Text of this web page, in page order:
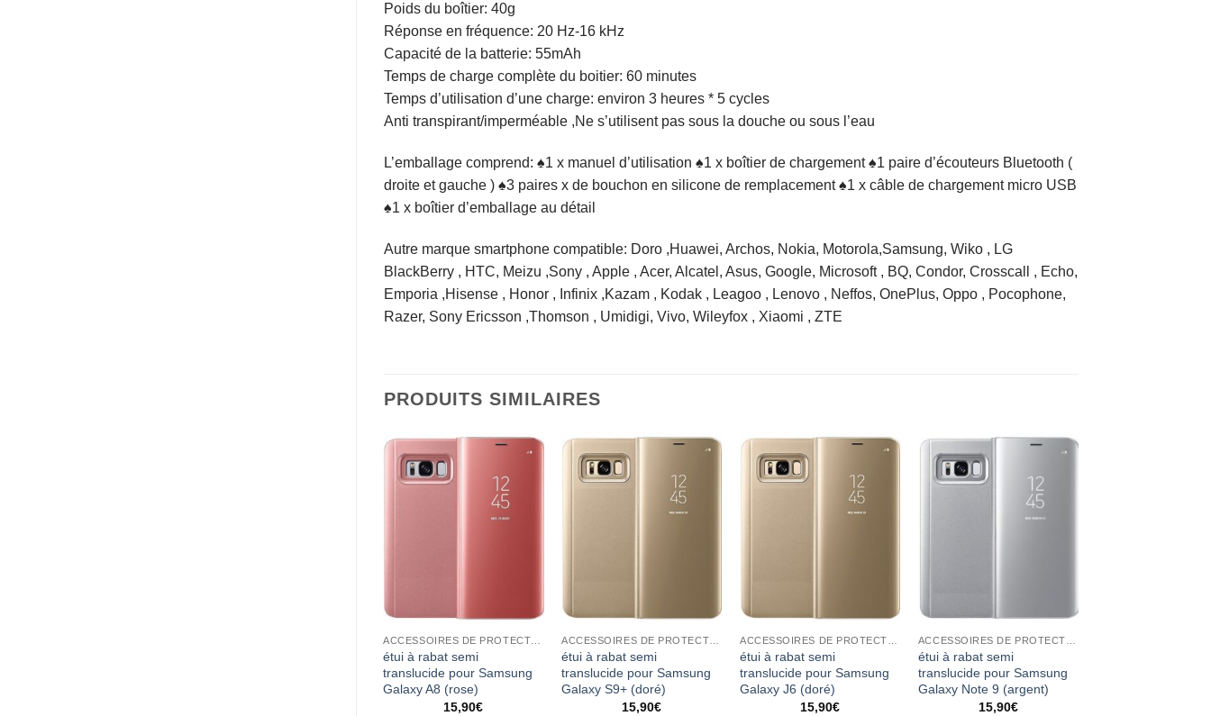
Poids du boîtier: 40g
Réponse en fréquence: 20 Hz-16 kHz
Capacité de la batterie: 55mAh
Temps de charge complète du boitier: 60 minutes
Temps d’utilisation d’une charge: environ 3 heures * 5 cycles
Anti transpirant/imperméable ,Ne s’utilisent pas sous la douche ou sous l’eau
L’emballage comprend: ♠1 x manuel d’utilisation ♠1 x boîtier de chargement ♠1 paire d’écouteurs Bluetooth (
droite et gauche ) ♠3 paires x de bouchon en silicone de remplacement ♠1 x câble de chargement micro USB
♠1 x boîtier d’emballage au détail
Autre marque smartphone compatible: Doro ,Huawei, Archos, Nokia, Motorola,Samsung, Wiko , LG
BlackBerry , HTC, Meizu ,Sony , Apple , Acer, Alcatel, Asus, Google, Microsoft , BQ, Condor, Crosscall , Echo,
Emporia ,Hisense , Honor , Infinix ,Kazam , Kodak , Leagoo , Lenovo , Neffos, OnePlus, Oppo , Pocophone,
Razer, Sony Ericsson ,Thomson , Umidigi, Vivo, Wileyfox , Xiaomi , ZTE
PRODUITS SIMILAIRES
étui à rabat semi
translucide pour Samsung
Galaxy A8 (rose)
15,90€
étui à rabat semi
translucide pour Samsung
Galaxy S9+ (doré)
15,90€
étui à rabat semi
translucide pour Samsung
Galaxy J6 (doré)
15,90€
étui à rabat semi
translucide pour Samsung
Galaxy Note 9 (argent)
15,90€